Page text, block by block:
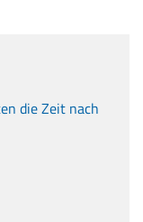
die Zeit nach